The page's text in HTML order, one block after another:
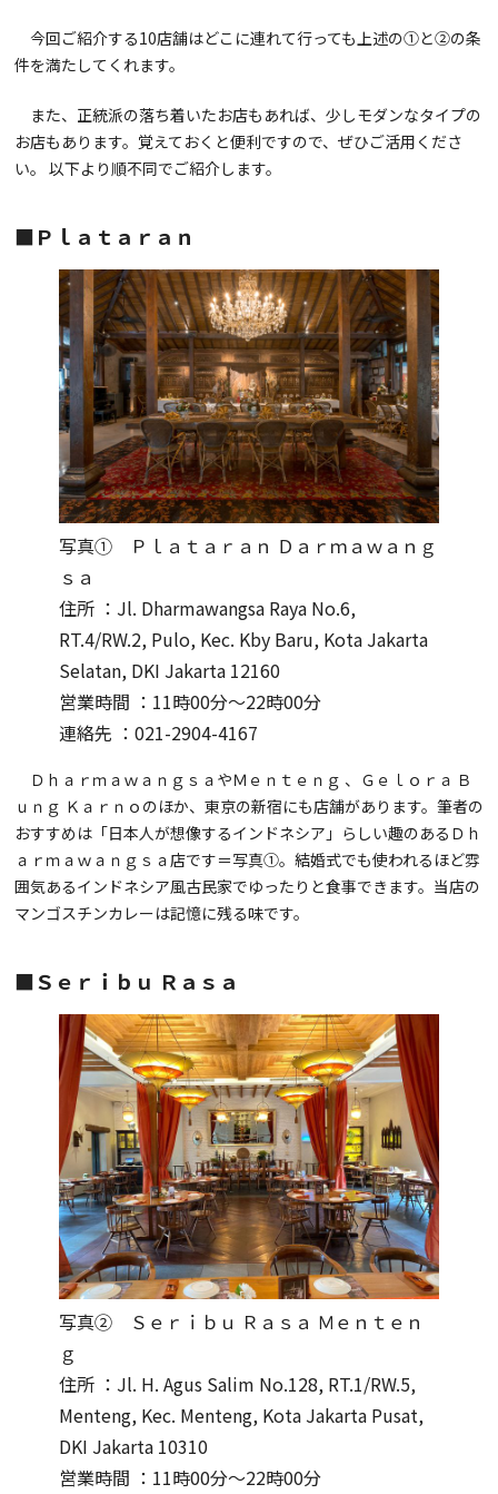
今回ご紹介する10店舗はどこに連れて行っても上述の①と②の条
件を満たしてくれます。
また、正統派の落ち着いたお店もあれば、少しモダンなタイプの
お店もあります。覚えておくと便利ですので、ぜひご活用くださ
い。 以下より順不同でご紹介します。
■Ｐｌａｔａｒａｎ
写真① Ｐｌａｔａｒａｎ Ｄａｒｍａｗａｎｇ
ｓａ
住所 ：Jl. Dharmawangsa Raya No.6,
RT.4/RW.2, Pulo, Kec. Kby Baru, Kota Jakarta
Selatan, DKI Jakarta 12160
営業時間 ：11時00分～22時00分
連絡先 ：021-2904-4167
ＤｈａｒｍａｗａｎｇｓａやＭｅｎｔｅｎｇ 、Ｇｅｌｏｒａ Ｂ
ｕｎｇ Ｋａｒｎｏのほか、東京の新宿にも店舗があります。筆者の
おすすめは「日本人が想像するインドネシア」らしい趣のあるＤｈ
ａｒｍａｗａｎｇｓａ店です＝写真①。結婚式でも使われるほど雰
囲気あるインドネシア風古民家でゆったりと食事できます。当店の
マンゴスチンカレーは記憶に残る味です。
■Ｓｅｒｉｂｕ Ｒａｓａ
写真② Ｓｅｒｉｂｕ Ｒａｓａ Ｍｅｎｔｅｎ
ｇ
住所 ：Jl. H. Agus Salim No.128, RT.1/RW.5,
Menteng, Kec. Menteng, Kota Jakarta Pusat,
DKI Jakarta 10310
営業時間 ：11時00分～22時00分